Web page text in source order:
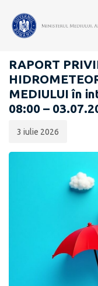
RAPOARTE ZILNICE
RAPORT
MEDIULUI în
08:00 –
publicării:
3 iulie 2026